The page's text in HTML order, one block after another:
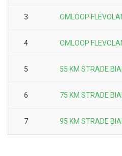
3 OMLOOP
4 OMLOOP
5 55 KM STRADE
6 75 KM STRADE
7 95 KM STRADE